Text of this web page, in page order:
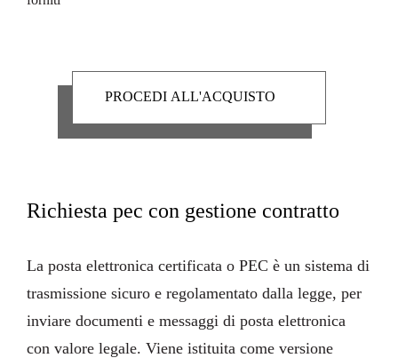
Richiesta pec con gestione contratto
La posta elettronica certificata o PEC è un sistema di
trasmissione sicuro e regolamentato dalla legge, per
inviare documenti e messaggi di posta elettronica
con valore legale. Viene istituita come versione